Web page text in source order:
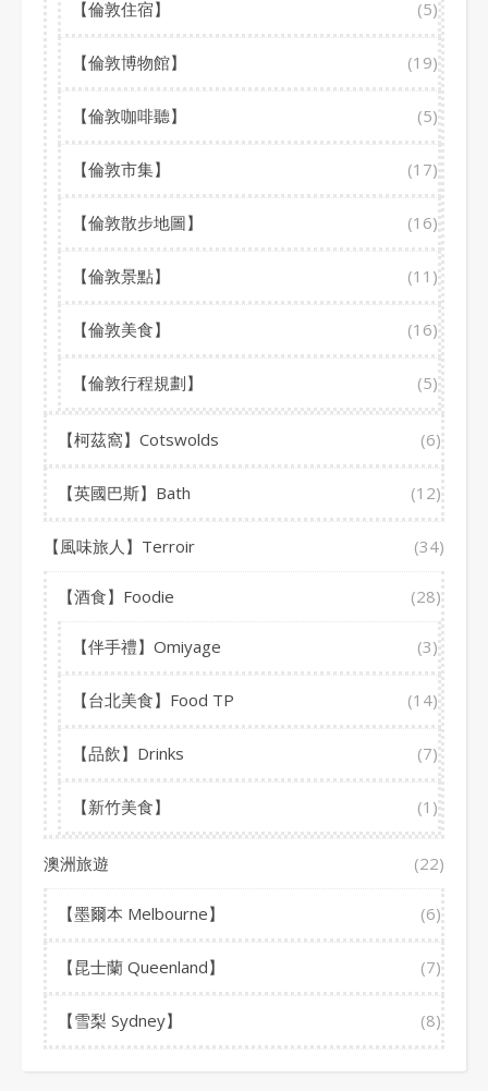
【倫敦住宿】 (5)
【倫敦博物館】 (19)
【倫敦咖啡聽】 (5)
【倫敦市集】 (17)
【倫敦散步地圖】 (16)
【倫敦景點】 (11)
【倫敦美食】 (16)
【倫敦行程規劃】 (5)
【柯茲窩】Cotswolds (6)
【英國巴斯】Bath (12)
【風味旅人】Terroir (34)
【酒食】Foodie (28)
【伴手禮】Omiyage (3)
【台北美食】Food TP (14)
【品飲】Drinks (7)
【新竹美食】 (1)
澳洲旅遊 (22)
【墨爾本 Melbourne】 (6)
【昆士蘭 Queenland】 (7)
【雪梨 Sydney】 (8)